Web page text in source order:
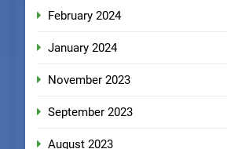
February 2024
January 2024
November 2023
September 2023
August 2023